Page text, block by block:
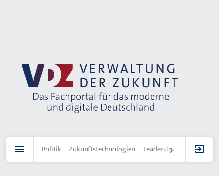
Politik Zukunftstechnologien Leadership IT-